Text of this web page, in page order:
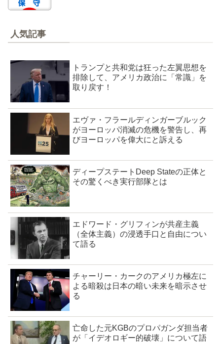
人気記事
トランプと共和党は狂った左翼思想を
排除して、アメリカ政治に「常識」を
取り戻す！
エヴァ・フラールディンガーブルック
がヨーロッパ消滅の危機を警告し、再
びヨーロッパを偉大にと訴える
ディープステートDeep Stateの正体と
その驚くべき実行部隊とは
エドワード・グリフィンが共産主義
（全体主義）の浸透手口と自由につい
て語る
チャーリー・カークのアメリカ極左に
よる暗殺は日本の暗い未来を暗示させ
る
亡命した元KGBのプロパガンダ担当者
が「イデオロギー的破壊」について語